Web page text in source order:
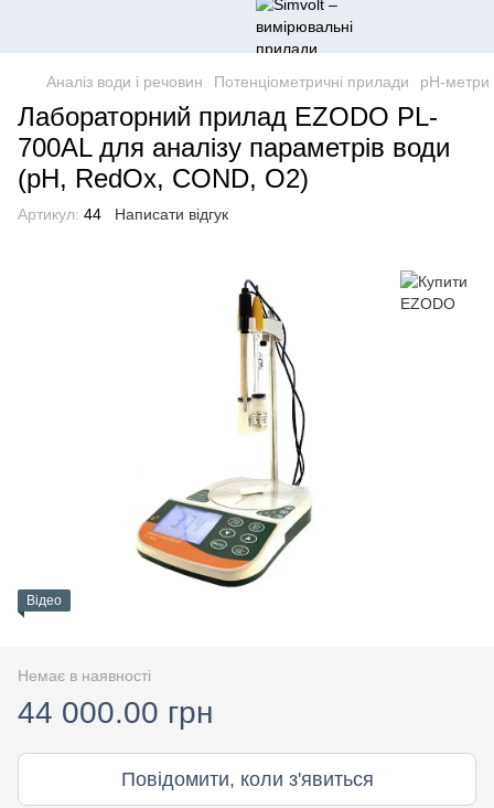
Аналіз води і речовин Потенціометричні прилади pH-метри
Лабораторний прилад EZODO PL-
700AL для аналізу параметрів води
(рН, RedOx, COND, O2)
Артикул: 44 Написати відгук
Відео
Немає в наявності
44 000.00 грн
Повідомити, коли з'явиться